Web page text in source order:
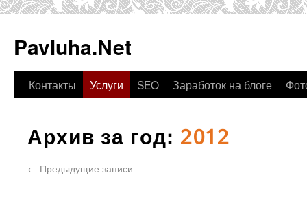
Pavluha.Net
Контакты Услуги SEO Заработок на блоге
Архив за год: 2012
← Предыдущие записи